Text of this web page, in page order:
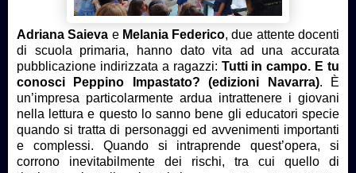
Adriana Saieva e Melania Federico, due attente docenti
di scuola primaria, hanno dato vita ad una accurata
pubblicazione indirizzata a ragazzi: Tutti in campo. E tu
conosci Peppino Impastato? (edizioni Navarra). È
un’impresa particolarmente ardua intrattenere i giovani
nella lettura e questo lo sanno bene gli educatori specie
quando si tratta di personaggi ed avvenimenti importanti
e complessi. Quando si intraprende quest’opera, si
corrono inevitabilmente dei rischi, tra cui quello di